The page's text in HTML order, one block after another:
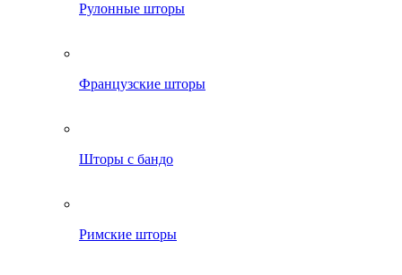
Рулонные шторы
Французские шторы
Шторы с бандо
Римские шторы